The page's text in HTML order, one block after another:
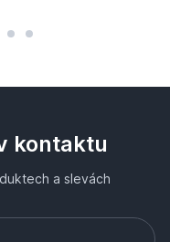
kontaktu
a slevách